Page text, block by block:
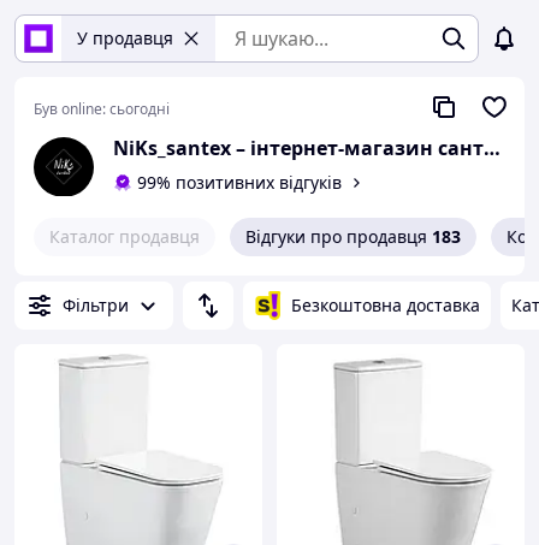
У продавця
Був online:сьогодні
NiKs_santex – інтернет-магазин сантехніки
99% позитивних відгуків
Каталог продавця Відгуки про продавця 183
Фільтри Безкоштовна доставка